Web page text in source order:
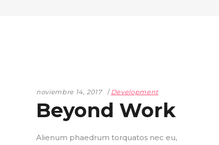
noviembre 14, 2017 Development
Beyond Work
Alienum phaedrum torquatos nec eu,